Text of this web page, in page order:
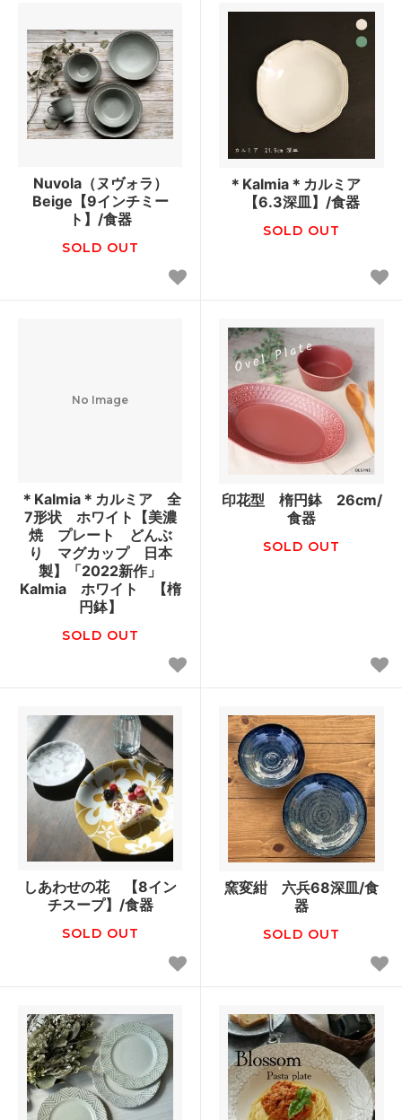
Nuvola（ヌヴォラ）
Beige【9インチミー
ト】/食器
SOLD OUT
＊Kalmia＊カルミア
【6.3深皿】/食器
SOLD OUT
No Image
＊Kalmia＊カルミア 全
7形状 ホワイト【美濃
焼 プレート どんぶ
り マグカップ 日本
製】「2022新作」
Kalmia ホワイト 【楕
円鉢】
SOLD OUT
印花型 楕円鉢 26cm/
食器
SOLD OUT
しあわせの花 【8イン
チスープ】/食器
SOLD OUT
窯変紺 六兵68深皿/食
器
SOLD OUT